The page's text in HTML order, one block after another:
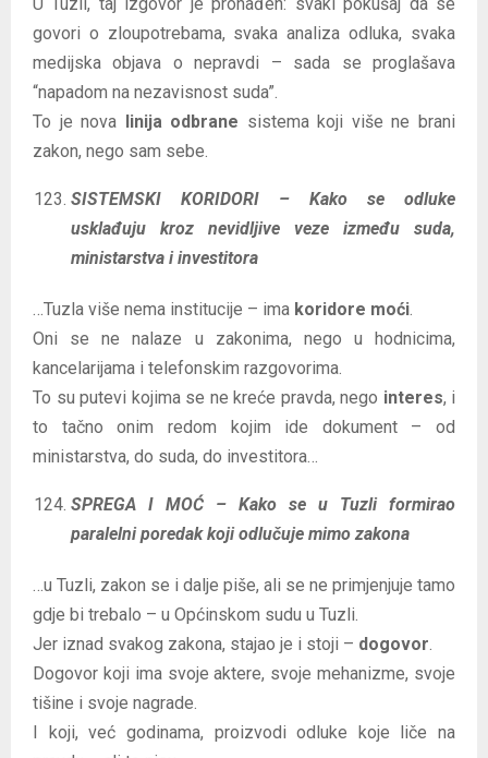
govori o zloupotrebama, svaka analiza odluka, svaka
medijska objava o nepravdi – sada se proglašava
“napadom na nezavisnost suda”.
To je nova linija odbrane sistema koji više ne brani
zakon, nego sam sebe.
SISTEMSKI KORIDORI – Kako se odluke
usklađuju kroz nevidljive veze između suda,
ministarstva i investitora
…Tuzla više nema institucije – ima koridore moći
Oni se ne nalaze u zakonima, nego u hodnicima,
kancelarijama i telefonskim razgovorima.
To su putevi kojima se ne kreće pravda, nego interes, i
to tačno onim redom kojim ide dokument – od
ministarstva, do suda, do investitora…
SPREGA I MOĆ – Kako se u Tuzli formirao
paralelni poredak koji odlučuje mimo zakona
…u Tuzli, zakon se i dalje piše, ali se ne primjenjuje tamo
gdje bi trebalo – u Općinskom sudu u Tuzli.
Jer iznad svakog zakona, stajao je i stoji – dogovor
Dogovor koji ima svoje aktere, svoje mehanizme, svoje
tišine i svoje nagrade.
I koji, već godinama, proizvodi odluke koje liče na